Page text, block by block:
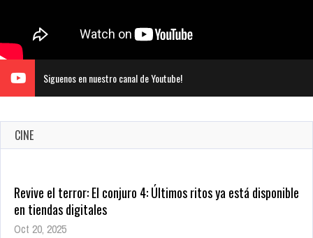
Siguenos en nuestro canal de Youtube!
CINE
Warner Bros. lleva a las tiendas digitales su racha de
registros con sus últimas 6 películas
Oct 17, 2025